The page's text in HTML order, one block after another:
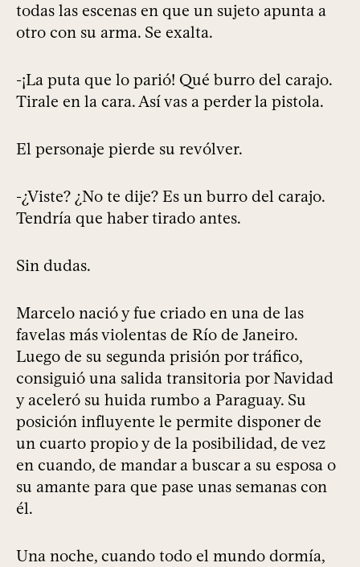
todas las escenas en que un sujeto apunta a
otro con su arma. Se exalta.
-¡La puta que lo parió! Qué burro del carajo.
Tirale en la cara. Así vas a perder la pistola.
El personaje pierde su revólver.
-¿Viste? ¿No te dije? Es un burro del carajo.
Tendría que haber tirado antes.
Sin dudas.
Marcelo nació y fue criado en una de las
favelas más violentas de Río de Janeiro.
Luego de su segunda prisión por tráfico,
consiguió una salida transitoria por Navidad
y aceleró su huida rumbo a Paraguay. Su
posición influyente le permite disponer de
un cuarto propio y de la posibilidad, de vez
en cuando, de mandar a buscar a su esposa o
su amante para que pase unas semanas con
él.
Una noche, cuando todo el mundo dormía,